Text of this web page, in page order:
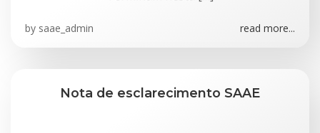
by saae_admin read more...
Nota de esclarecimento SAAE